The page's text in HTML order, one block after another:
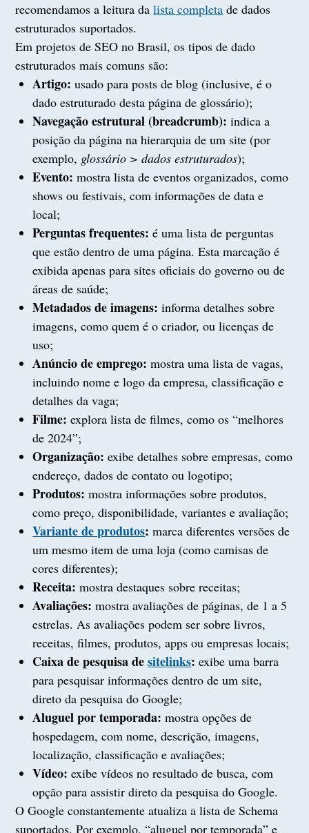
recomendamos a leitura dalista completa de dados
estruturados suportados.
Em projetos de SEO no Brasil, os tipos de dado
estruturados mais comuns são:
Artigo:usado para posts de blog (inclusive, é o
dado estruturado desta página de glossário);
Navegação estrutural (breadcrumb):indica a
posição da página na hierarquia de um site (por
exemplo, glossário > dados estruturados);
Evento:mostra lista de eventos organizados, como
shows ou festivais, com informações de data e
local;
Perguntas frequentes:é uma lista de perguntas
que estão dentro de uma página. Esta marcação é
exibida apenas para sites oficiais do governo ou de
áreas de saúde;
Metadados de imagens:informa detalhes sobre
imagens, como quem é o criador, ou licenças de
uso;
Anúncio de emprego:mostra uma lista de vagas,
incluindo nome e logo da empresa, classificação e
detalhes da vaga;
Filme:explora lista de filmes, como os “melhores
de 2024”;
Organização:exibe detalhes sobre empresas, como
endereço, dados de contato ou logotipo;
Produtos:mostra informações sobre produtos,
como preço, disponibilidade, variantes e avaliação;
Variante de produtos:marca diferentes versões de
um mesmo item de uma loja (como camisas de
cores diferentes);
Receita: mostra destaques sobre receitas;
Avaliações: mostra avaliações de páginas, de 1 a 5
estrelas. As avaliações podem ser sobre livros,
receitas, filmes, produtos, apps ou empresas locais;
Caixa de pesquisa desitelinks:exibe uma barra
para pesquisar informações dentro de um site,
direto da pesquisa do Google;
Aluguel por temporada:mostra opções de
hospedagem, com nome, descrição, imagens,
localização, classificação e avaliações;
Vídeo:exibe vídeos no resultado de busca, com
opção para assistir direto da pesquisa do Google.
O Google constantemente atualiza a lista de Schema
suportados. Por exemplo, “aluguel por temporada” e